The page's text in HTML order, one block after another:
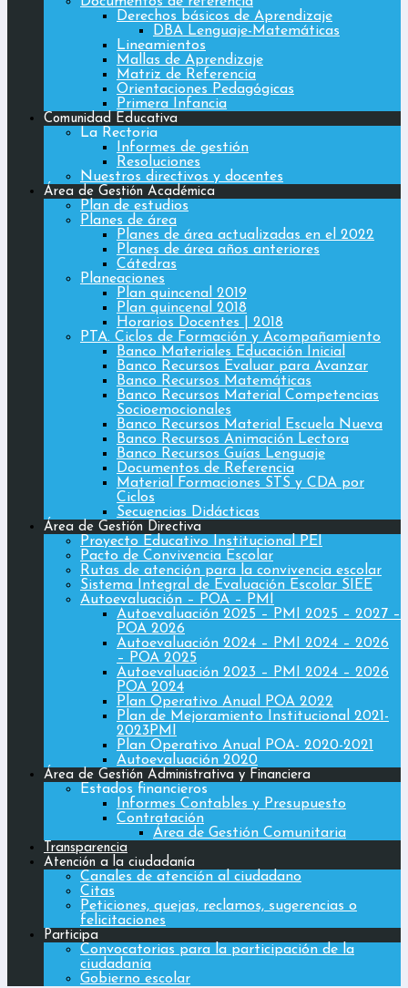
Derechos básicos de Aprendizaje
DBA Lenguaje-Matemáticas
Lineamientos
Mallas de Aprendizaje
Matriz de Referencia
Orientaciones Pedagógicas
Primera Infancia
Comunidad Educativa
La Rectoria
Informes de gestión
Resoluciones
Nuestros directivos y docentes
Área de Gestión Académica
Plan de estudios
Planes de área
Planes de área actualizadas en el 2022
Planes de área años anteriores
Cátedras
Planeaciones
Plan quincenal 2019
Plan quincenal 2018
Horarios Docentes | 2018
PTA. Ciclos de Formación y Acompañamiento
Banco Materiales Educación Inicial
Banco Recursos Evaluar para Avanzar
Banco Recursos Matemáticas
Banco Recursos Material Competencias
Socioemocionales
Banco Recursos Material Escuela Nueva
Banco Recursos Animación Lectora
Banco Recursos Guías Lenguaje
Documentos de Referencia
Material Formaciones STS y CDA por
Ciclos
Secuencias Didácticas
Área de Gestión Directiva
Proyecto Educativo Institucional PEI
Pacto de Convivencia Escolar
Rutas de atención para la convivencia escolar
Sistema Integral de Evaluación Escolar SIEE
Autoevaluación – POA – PMI
Autoevaluación 2025 – PMI 2025 – 2027 –
POA 2026
Autoevaluación 2024 – PMI 2024 – 2026
– POA 2025
Autoevaluación 2023 – PMI 2024 – 2026
POA 2024
Plan Operativo Anual POA 2022
Plan de Mejoramiento Institucional 2021-
2023PMI
Plan Operativo Anual POA- 2020-2021
Autoevaluación 2020
Área de Gestión Administrativa y Financiera
Estados financieros
Informes Contables y Presupuesto
Contratación
Área de Gestión Comunitaria
Transparencia
Atención a la ciudadanía
Canales de atención al ciudadano
Citas
Peticiones, quejas, reclamos, sugerencias o
felicitaciones
Participa
Convocatorias para la participación de la
ciudadanía
Gobierno escolar